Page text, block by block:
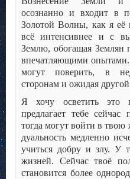
осознанно и входит в
Золотой Волны, как я её
всё интенсивнее и с
Землю, обогащая Землян
впечатляющими опытами.
могут поверить, в
сторонам и ожидая
Я хочу осветить
предлагает тебе сейчас
тогда могут войти в
дуальность медленно
учиться добру и злу. У
жизней. Сейчас твоё
становится более